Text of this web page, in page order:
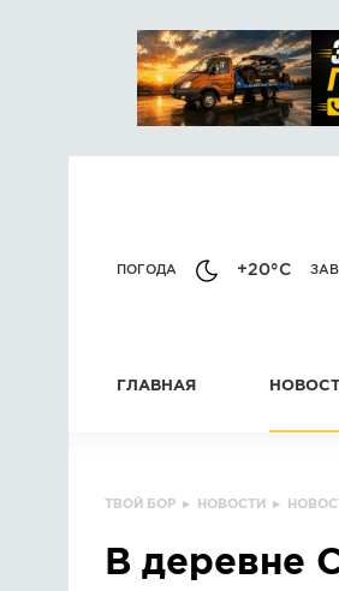
ПОГОДА +20°C
ГЛАВНАЯ
ТВОЙ БОР ▸ НОВОСТИ ▸
В деревне